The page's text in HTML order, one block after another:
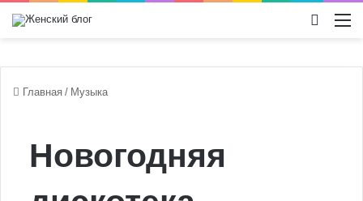
Главная / Музыка
Новогодняя